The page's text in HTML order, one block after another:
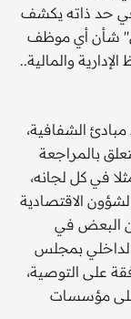
في حد ذاته يكشف
شأن أي موظف
والمالية..
مبادئ الشفافية،
بالمراجعة
في كل لجانه،
الاقتصادية
البعض في
بمجلس
على التوصية،
على مؤسسات